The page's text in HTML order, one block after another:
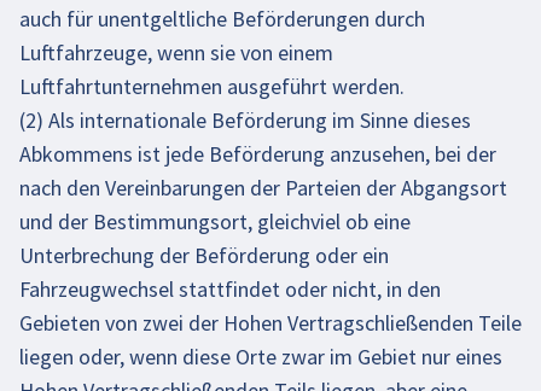
auch für unentgeltliche Beförderungen durch
Luftfahrzeuge, wenn sie von einem
Luftfahrtunternehmen ausgeführt werden.
(2) Als internationale Beförderung im Sinne dieses
Abkommens ist jede Beförderung anzusehen, bei der
nach den Vereinbarungen der Parteien der Abgangsort
und der Bestimmungsort, gleichviel ob eine
Unterbrechung der Beförderung oder ein
Fahrzeugwechsel stattfindet oder nicht, in den
Gebieten von zwei der Hohen Vertragschließenden Teile
liegen oder, wenn diese Orte zwar im Gebiet nur eines